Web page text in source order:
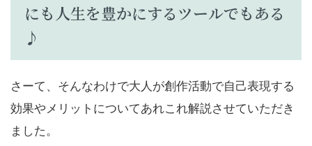
にも人生を豊かにするツールでもある
♪
さーて、そんなわけで大人が創作活動で自己表現する
効果やメリットについてあれこれ解説させていただき
ました。